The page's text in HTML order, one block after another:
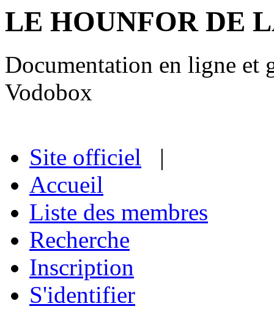
LE HOUNFOR DE
Documentation en ligne et
Vodobox
Site officiel |
Accueil
Liste des membres
Recherche
Inscription
S'identifier